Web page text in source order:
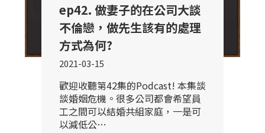
ep42. 做妻子的在公司大談
不倫戀，做先生該有的處理
方式為何?
2021-03-15
歡迎收聽第42集的Podcast! 本集談
談婚姻危機。很多公司都會希望員
工之間可以結婚共組家庭，一是可
以減低公…